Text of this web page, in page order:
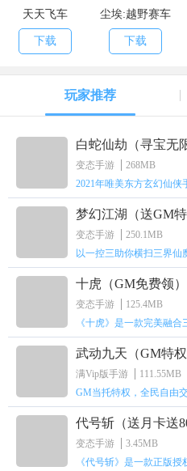
天天飞车
下载
尘埃:越野赛车
完整版：Dust:
Offroad Racing
下载
玩家推荐
白蛇仙劫（寻宝无
变态手游
268MB
2021年唯美东方玄幻仙侠
梦幻江湖（送GM特
变态手游
250.1MB
以一控三助你横扫三界仙
十虎（GM免费领）
变态手游
125.4MB
《十虎》是一款完美融
武动九天（GM特权
满Vip版手游
111.55MB
GM当托特权，全民自由
代号斩（送月卡送
变态手游
3.45MB